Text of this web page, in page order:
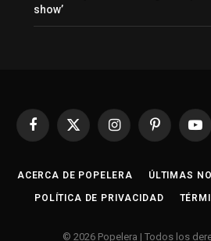
show’
Facebook
X
InstagramPinterest
ACERCA DE POPELERA ÚLTIMAS
POLÍTICA DE PRIVACIDAD
© 2026 Popelera | Todos los